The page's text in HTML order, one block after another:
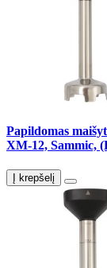
Papildomas
XM-12, Sammic,
Į krepšelį